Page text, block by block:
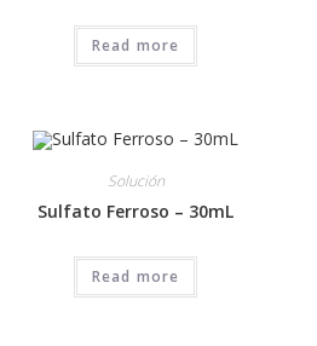
Read more
Solución
Sulfato Ferroso – 30mL
Read more